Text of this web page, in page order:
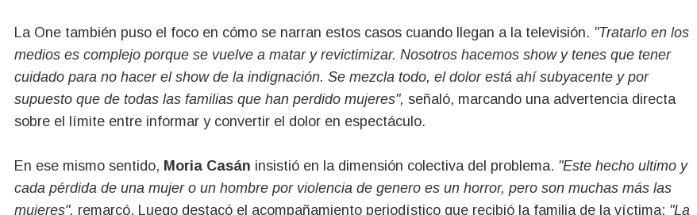
La One también puso el foco en cómo se narran estos casos cuando llegan a la televisión. "Tratarlo en los
medios es complejo porque se vuelve a matar y revictimizar. Nosotros hacemos show y tenes que tener
cuidado para no hacer el show de la indignación. Se mezcla todo, el dolor está ahí subyacente y por
supuesto que de todas las familias que han perdido mujeres", señaló, marcando una advertencia directa
sobre el límite entre informar y convertir el dolor en espectáculo.
En ese mismo sentido, Moria Casán insistió en la dimensión colectiva del problema. "Este hecho ultimo y
cada pérdida de una mujer o un hombre por violencia de genero es un horror, pero son muchas más las
mujeres", remarcó. Luego destacó el acompañamiento periodístico que recibió la familia de la víctima: "La